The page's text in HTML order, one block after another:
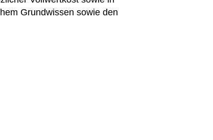
Grundwissen sowie den